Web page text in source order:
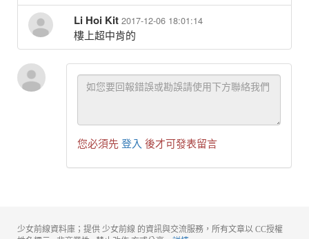
Li Hoi Kit 2017-12-06 18:01:14
樓上超中肯的
您必須先登入 後才可發表留言
少女前線資料庫；提供 少女前線 的資訊與交流服務，所有文章以 CC授權